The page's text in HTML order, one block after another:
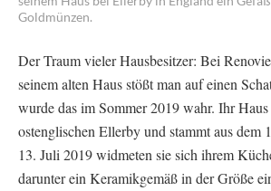
Goldmünzen.
Der Traum vieler Hausbesitzer: Bei
seinem alten Haus stößt man auf einen
wurde das im Sommer 2019 wahr. Ihr
ostenglischen Ellerby und stammt aus dem
13. Juli 2019 widmeten sie sich ihrem
darunter ein Keramikgemäß in der Größe